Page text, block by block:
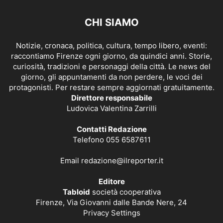
CHI SIAMO
Notizie, cronaca, politica, cultura, tempo libero, eventi:
raccontiamo Firenze ogni giorno, da quindici anni. Storie,
curiosità, tradizioni e personaggi della città. Le news del
giorno, gli appuntamenti da non perdere, le voci dei
protagonisti. Per restare sempre aggiornati gratuitamente.
Direttore responsabile
Ludovica Valentina Zarrilli
Contatti Redazione
Telefono 055 6587611
Email redazione@ilreporter.it
Editore
Tabloid società cooperativa
Firenze, Via Giovanni dalle Bande Nere, 24
Privacy Settings